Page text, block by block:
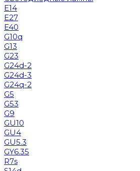
E14
E27
E40
G10q
G13
G23
G24d-2
G24d-3
G24q-2
G5
G53
G9
GU10
GU4
GU5.3
GY6.35
R7s